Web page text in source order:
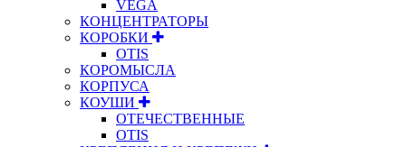
VEGA
КОНЦЕНТРАТОРЫ
КОРОБКИ
OTIS
КОРОМЫСЛА
КОРПУСА
КОУШИ
ОТЕЧЕСТВЕННЫЕ
OTIS